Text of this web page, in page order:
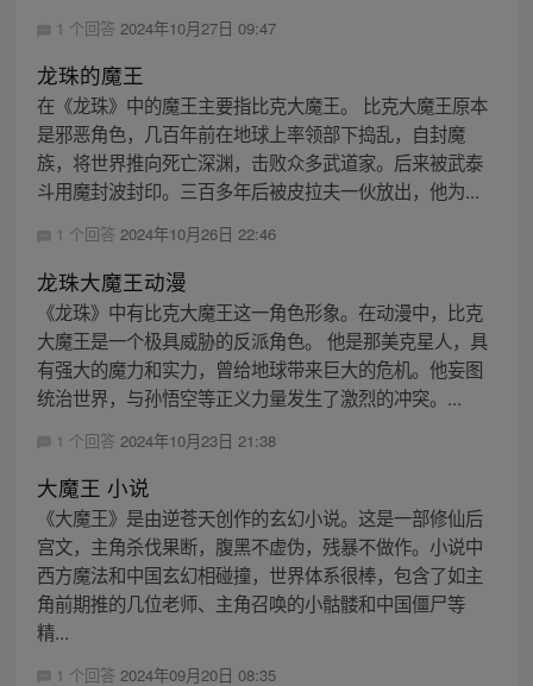
1 个回答 2024年10月27日 09:47
龙珠的魔王
在《龙珠》中的魔王主要指比克大魔王。 比克大魔王原本
是邪恶角色，几百年前在地球上率领部下捣乱，自封魔
族，将世界推向死亡深渊，击败众多武道家。后来被武泰
斗用魔封波封印。三百多年后被皮拉夫一伙放出，他为...
1 个回答 2024年10月26日 22:46
龙珠大魔王动漫
《龙珠》中有比克大魔王这一角色形象。在动漫中，比克
大魔王是一个极具威胁的反派角色。 他是那美克星人，具
有强大的魔力和实力，曾给地球带来巨大的危机。他妄图
统治世界，与孙悟空等正义力量发生了激烈的冲突。...
1 个回答 2024年10月23日 21:38
大魔王 小说
《大魔王》是由逆苍天创作的玄幻小说。这是一部修仙后
宫文，主角杀伐果断，腹黑不虚伪，残暴不做作。小说中
西方魔法和中国玄幻相碰撞，世界体系很棒，包含了如主
角前期推的几位老师、主角召唤的小骷髅和中国僵尸等
精...
1 个回答 2024年09月20日 08:35